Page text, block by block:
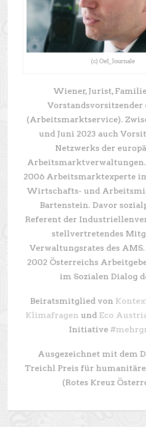
(c) Oe1_Journale
Wiener, Jurist,
Vorstandsvorsitzender
(Arbeitsmarktservice).
und Juni 2023 auch
Netzwerks der
Arbeitsmarktverwaltungen.
2006 Arbeitsmarktexperte
Wirtschafts- und
Bartenstein. Davor
Referent der
stellvertretendes
Verwaltungsrates des AMS.
2002 Österreichs
im Sozialen Dialog
Beiratsmitglied von
Klimafragen und Eco
Initiative
Ausgezeichnet mit dem
Treichl Preis für
(Rotes Kreuz